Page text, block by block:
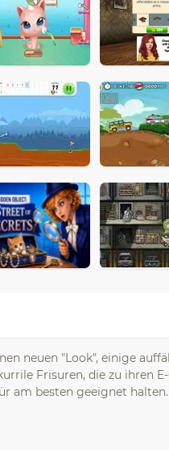
neuen "Look", einige
Frisuren, die zu ihren
am besten geeignet halten.